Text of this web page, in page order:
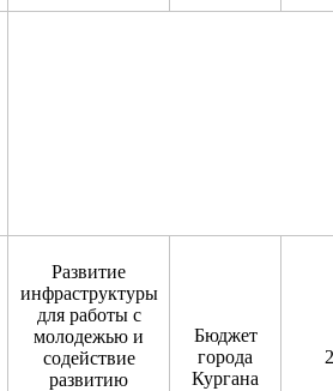
Развитие
инфраструктуры
для работы с
молодежью и
содействие
развитию
Бюджет
города
Кургана